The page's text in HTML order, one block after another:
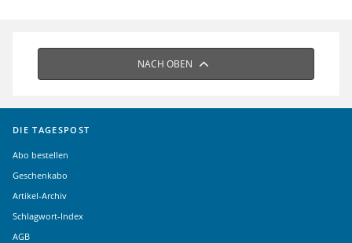
NACH OBEN
DIE TAGESPOST
Abo bestellen
Geschenkabo
Artikel-Archiv
Schlagwort-Index
AGB